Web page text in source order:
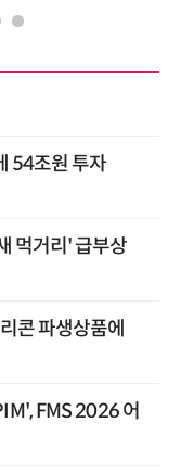
54조원 투자
먹거리' 급부상
콘 파생상품에
FMS 2026 어